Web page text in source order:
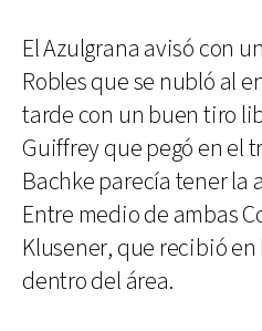
El Azulgrana avisó con
Robles que se nubló al
tarde con un buen tiro
Guiffrey que pegó en el
Bachke parecía tener la
Entre medio de ambas
Klusener, que recibió
dentro del área.